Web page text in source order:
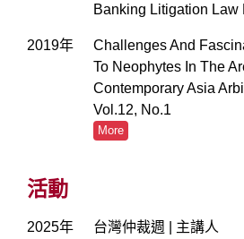
Banking Litigation Law
2019年
Challenges And
To Neophytes In The
Contemporary Asia
Vol.12, No.1
More
活動
2025年
台灣仲裁週 | 主講人